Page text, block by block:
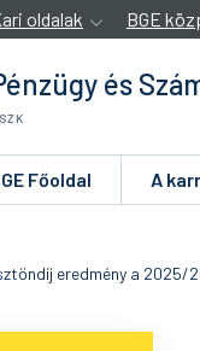
oldalak BGE
és
Főoldal A
eredmény a